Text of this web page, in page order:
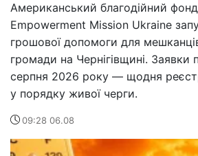
Американський благодійний
Empowerment Mission Ukraine
грошової допомоги для
громади на Чернігівщині.
серпня 2026 року — щодня
у порядку живої черги.
09:28 06.08